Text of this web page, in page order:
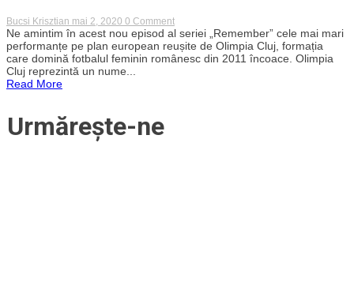
Bucsi Krisztian mai 2, 2020 0 Commenton
REMEMBER:
„U”
Olimpia
Cluj
Ne amintim în acest nou episod al seriei „Remember” cele mai mari
performanțe pe plan european reușite de Olimpia Cluj, formația
care domină fotbalul feminin românesc din 2011 încoace. Olimpia
Cluj reprezintă un nume...
Read More
Urmărește-ne